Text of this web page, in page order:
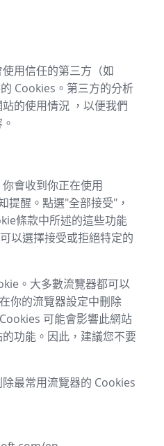
用信任的第三方（如
Cookies。第三方的分析
的使用情況 ，以便我們
會收到你正在使用
提醒。點選"全部接受"，
條款中所述的這些功能
以選擇接受或拒絕特定的
。大多數流覽器都可以
你的流覽器設定中刪除
可能會影響此網站
功能。因此，建議您不要
最常用流覽器的 Cookies